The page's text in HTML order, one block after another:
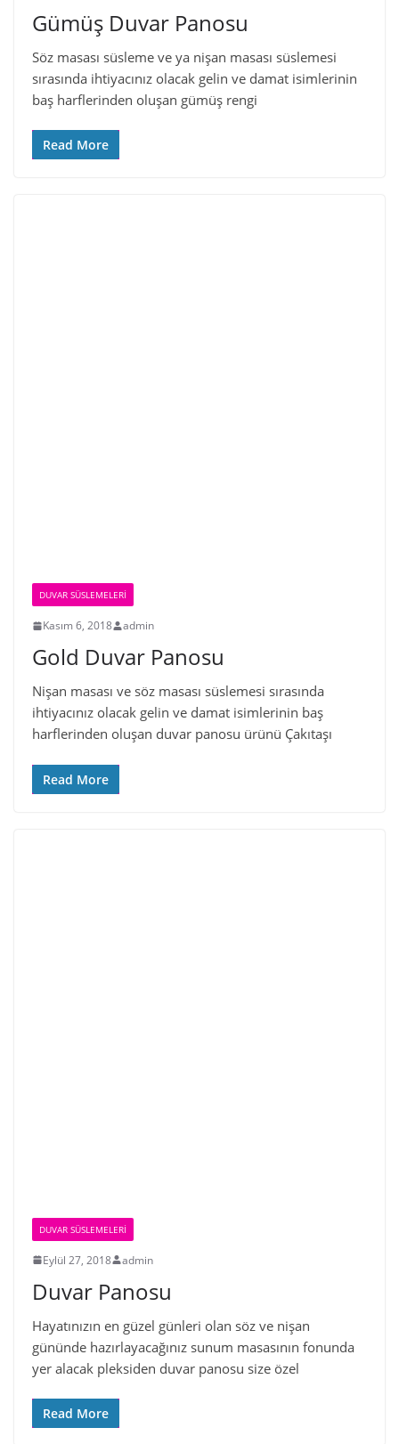
Gümüş Duvar Panosu
Söz masası süsleme ve ya nişan masası süslemesi
sırasında ihtiyacınız olacak gelin ve damat isimlerinin
baş harflerinden oluşan gümüş rengi
Read More
DUVAR SÜSLEMELERI
Kasım 6, 2018 admin
Gold Duvar Panosu
Nişan masası ve söz masası süslemesi sırasında
ihtiyacınız olacak gelin ve damat isimlerinin baş
harflerinden oluşan duvar panosu ürünü Çakıtaşı
Read More
DUVAR SÜSLEMELERI
Eylül 27, 2018 admin
Duvar Panosu
Hayatınızın en güzel günleri olan söz ve nişan
gününde hazırlayacağınız sunum masasının fonunda
yer alacak pleksiden duvar panosu size özel
Read More